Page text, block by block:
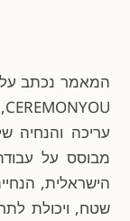
המאמר נכתב על
עריכה והנחיה
מבוסס על
הישראלית,
שטח, ויכולת